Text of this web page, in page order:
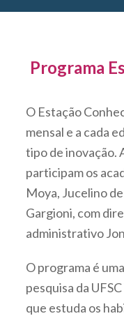
Programa
O Estação
mensal e a cada
tipo de inovação.
participam os
Moya, Jucelino
Gargioni, com
administrativo
O programa é
pesquisa da
que estuda os